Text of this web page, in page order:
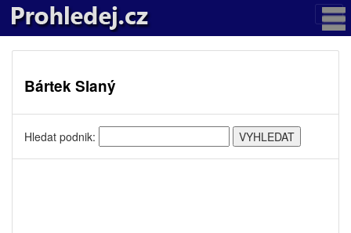
Bártek Slaný
Hledat podnik: